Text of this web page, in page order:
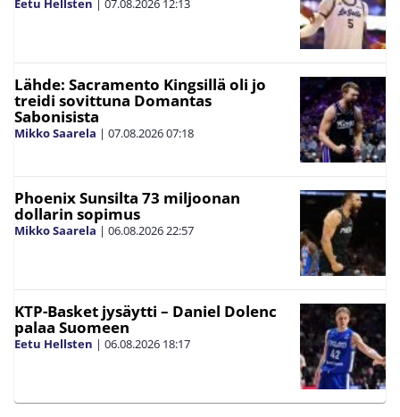
Eetu Hellsten 07.08.2026 12:13
Lähde: Sacramento Kingsillä oli jo
treidi sovittuna Domantas
Sabonisista
Mikko Saarela | 07.08.202607:18
Phoenix Sunsilta 73 miljoonan
dollarin sopimus
Mikko Saarela | 06.08.202622:57
KTP-Basket jysäytti – Daniel Dolenc
palaa Suomeen
Eetu Hellsten | 06.08.2026 18:17